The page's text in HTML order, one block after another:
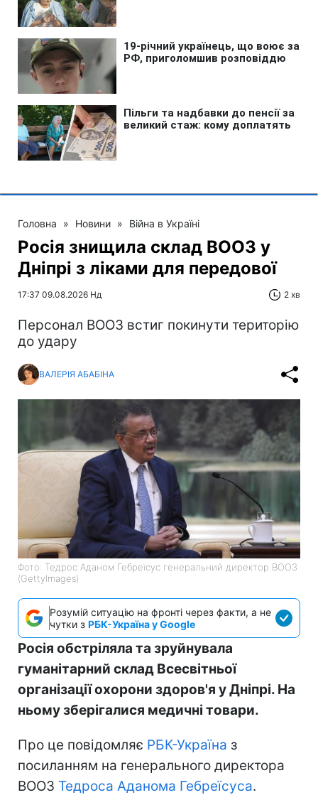
Головна » Новини » Війна в Україні
Росія знищила склад ВООЗ у
Дніпрі з ліками для передової
17:37 09.08.2026 Нд 2 хв
Персонал ВООЗ встиг покинути територію
до удару
ВАЛЕРІЯ АБАБІНА
Фото: Тедрос Аданом Гебреїсус генеральний директор ВООЗ
(GettyImages)
Розумій ситуацію на фронті через факти, а не
чутки з РБК-Україна у Google
Росія обстріляла та зруйнувала
гуманітарний склад Всесвітньої
організації охорони здоров'я у Дніпрі. На
ньому зберігалися медичні товари.
Про це повідомляє РБК-Україна з
посиланням на генерального директора
ВООЗ Тедроса Аданома Гебреїсуса.